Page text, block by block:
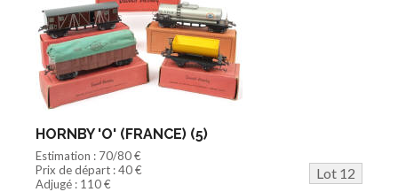
HORNBY 'O' (FRANCE) (5)
Estimation : 70/80 €
Prix de départ : 40 €
Lot 12
Adjugé : 110 €